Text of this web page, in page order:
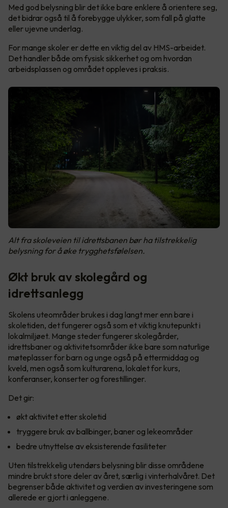
Med god belysning blir det ikke bare enklere å orientere seg,
det bidrar også til å forebygge ulykker, som fall på glatte
eller ujevne underlag.
For mange skoler er dette en viktig del av HMS-arbeidet.
Det handler både om fysisk sikkerhet og om hvordan
arbeidsplassen og området oppleves i praksis.
Alt fra skoleveien til idrettsbanen bør ha tilstrekkelig
belysning for å øke trygghetsfølelsen.
Økt bruk av skolegård og
idrettsanlegg
Skolens uteområder brukes i dag langt mer enn bare i
skoletiden, det fungerer også som et viktig knutepunkt i
lokalmiljøet. Mange steder fungerer skolegårder,
idrettsbaner og aktivitetsområder ikke bare som naturlige
møteplasser for barn og unge også på ettermiddag og
kveld, men også som kulturarena, lokalet for kurs,
konferanser, konserter og forestillinger.
Det gir:
økt aktivitet etter skoletid
tryggere bruk av ballbinger, baner og lekeområder
bedre utnyttelse av eksisterende fasiliteter
Uten tilstrekkelig utendørs belysning blir disse områdene
mindre brukt store deler av året, særlig i vinterhalvåret. Det
begrenser både aktivitet og verdien av investeringene som
allerede er gjort i anleggene.